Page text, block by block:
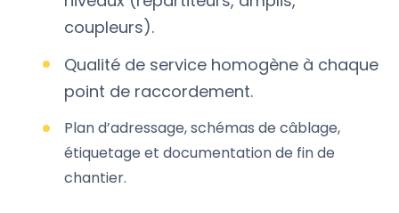
coupleurs).
Qualité de service homogène à chaque
point de raccordement.
Plan d’adressage, schémas de câblage,
étiquetage et documentation de fin de
chantier.